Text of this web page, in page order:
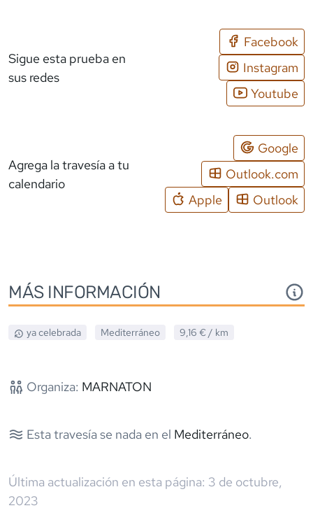
Sigue esta prueba en
sus redes
Facebook
Instagram
Youtube
Agrega la travesía a tu
calendario
Google
Outlook.com
Apple
Outlook
MÁS INFORMACIÓN
ya celebrada Mediterráneo 9,16 € / km
Organiza: MARNATON
Esta travesía se nada en el Mediterráneo.
Última actualización en esta página: 3 de octubre,
2023